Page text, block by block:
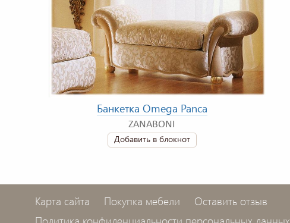
Банкетка Omega Panca
ZANABONI
Добавить в блокнот
Карта сайта Покупка мебели
Оставить отзыв